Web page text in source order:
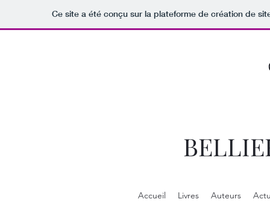
Ce site a été conçu sur la plateforme de création de
Accueil Livres Auteurs